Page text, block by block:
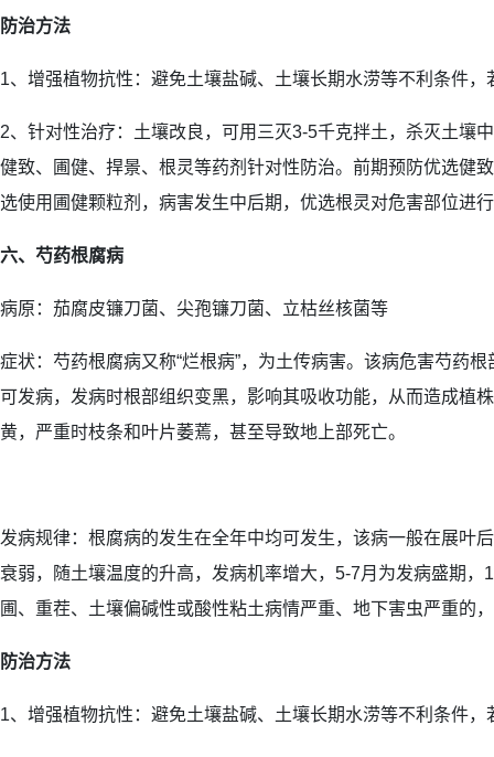
防治方法
1、增强植物抗性：避免土壤盐碱、土壤长期水涝等不利条件，
2、针对性治疗：土壤改良，可用三灭3-5千克拌土，杀灭土壤
健致、圃健、捍景、根灵等药剂针对性防治。前期预防优选健
选使用圃健颗粒剂，病害发生中后期，优选根灵对危害部位进
六、芍药根腐病
病原：茄腐皮镰刀菌、尖孢镰刀菌、立枯丝核菌等
症状：芍药根腐病又称“烂根病”，为土传病害。该病危害芍药
可发病，发病时根部组织变黑，影响其吸收功能，从而造成植
黄，严重时枝条和叶片萎蔫，甚至导致地上部死亡。
发病规律：根腐病的发生在全年中均可发生，该病一般在展叶
衰弱，随土壤温度的升高，发病机率增大，5-7月为发病盛期，
圃、重茬、土壤偏碱性或酸性粘土病情严重、地下害虫严重的
防治方法
1、增强植物抗性：避免土壤盐碱、土壤长期水涝等不利条件，